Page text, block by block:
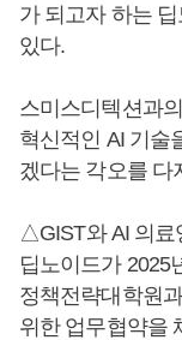
가 되고자 하는
있다.
스미스디텍션과
혁신적인 AI 기술
겠다는 각오를 다
△GIST와 AI 의료
딥노이드가 2025
정책전략대학원
위한 업무협약을